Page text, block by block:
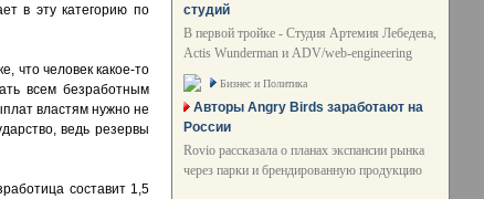
в эту категорию по
что человек какое-то
всем безработным
властям нужно не
ведь резервы
составит 1,5
студий
В первой тройке - Студия Артемия Лебедева,
Actis Wunderman и ADV/web-engineering
Бизнес и Политика
Авторы Angry Birds заработают на
России
Rovio рассказала о планах экспансии рынка
через парки и брендированную продукцию